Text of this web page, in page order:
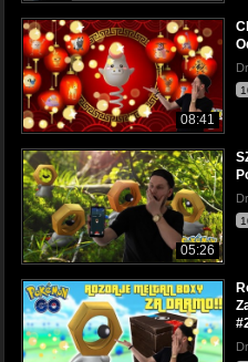
08:41
05:26